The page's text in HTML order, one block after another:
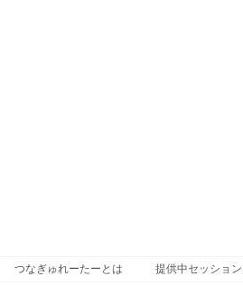
つなぎゅれーたーとは 提供中セッション